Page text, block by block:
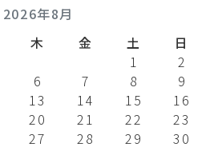
2026年8月
木 金 土
日
1
2
6 7 8
9
13 14 15
16
20 21 22
23
27 28 29
30